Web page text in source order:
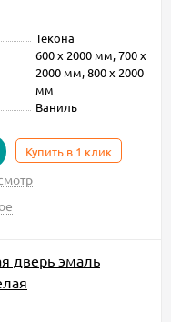
Текона
600 х 2000 мм, 700 х
2000 мм, 800 х 2000
мм
Ваниль
Купить в 1 клик
дверь эмаль